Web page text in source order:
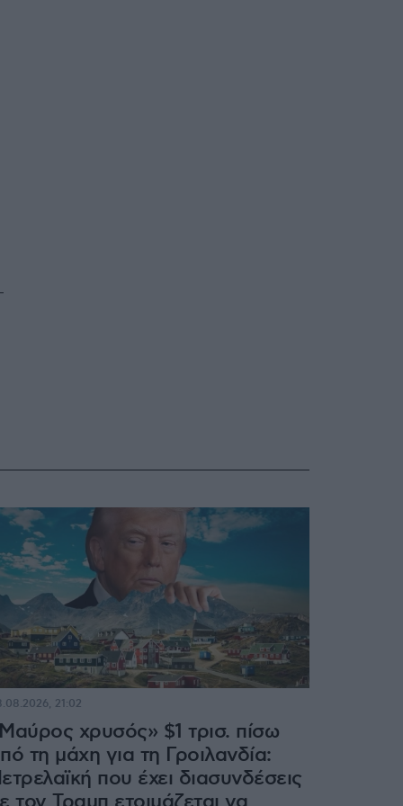
χρυσός» $1 τρισ. πίσω
τη μάχη για τη Γροιλανδία:
που έχει διασυνδέσεις
21:02